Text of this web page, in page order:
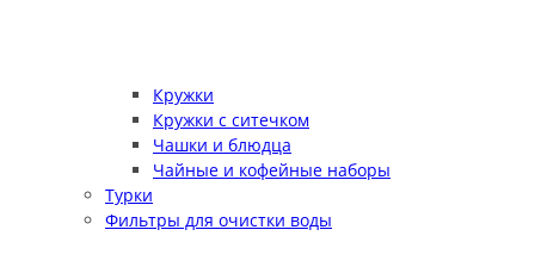
Кружки
Кружки с ситечком
Чашки и блюдца
Чайные и кофейные наборы
Турки
Фильтры для очистки воды